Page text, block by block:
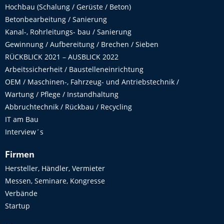
Hochbau (Schalung / Gerüste / Beton)
Betonbearbeitung / Sanierung
Kanal-, Rohrleitungs- bau / Sanierung
Gewinnung / Aufbereitung / Brechen / Sieben
RÜCKBLICK 2021 – AUSBLICK 2022
Arbeitssicherheit / Baustelleneinrichtung
OEM / Maschinen-, Fahrzeug- und Antriebstechnik /
Wartung / Pflege / Instandhaltung
Abbruchtechnik / Rückbau / Recycling
IT am Bau
Interview´s
Firmen
Hersteller, Händler, Vermieter
Messen, Seminare, Kongresse
Verbände
Startup